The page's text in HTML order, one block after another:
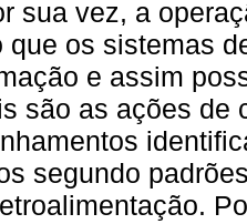
sua vez, a
que os sistemas
e assim
são as ações de
segundo